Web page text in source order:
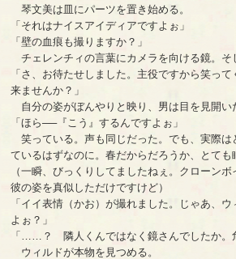
琴文美は皿にパーツを置き始める。
「それはナイスアイディアですよぉ」
「壁の血痕も撮りますか？」
チェレンチィの言葉にカメラを向ける鏡。そ
「さ、お待たせしました。主役ですから笑っ
来ませんか？」
自分の姿がぼんやりと映り、男は目を見開い
「ほら──『こう』するんですよぉ」
笑っている。声も同じだった。でも、実際は
ているはずなのに。春だからだろうか、とても
（一瞬、びっくりしてましたねぇ。クローン
彼の姿を真似しただけですけど）
「イイ表情（かお）が撮れました。じゃあ、
よぉ？」
「……？ 隣人くんではなく鏡さんでしたか。
ウィルドが本物を見つめる。